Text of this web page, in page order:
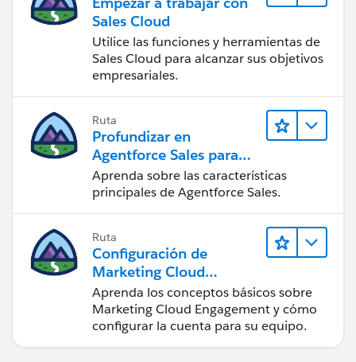
Sales Cloud
Utilice las funciones y herramientas de
Sales Cloud para alcanzar sus objetivos
empresariales.
Ruta
Profundizar en
Agentforce Sales para
administradores
Aprenda sobre las características
principales de Agentforce Sales.
Ruta
Configuración de
Marketing Cloud
Engagement
Aprenda los conceptos básicos sobre
Marketing Cloud Engagement y cómo
configurar la cuenta para su equipo.